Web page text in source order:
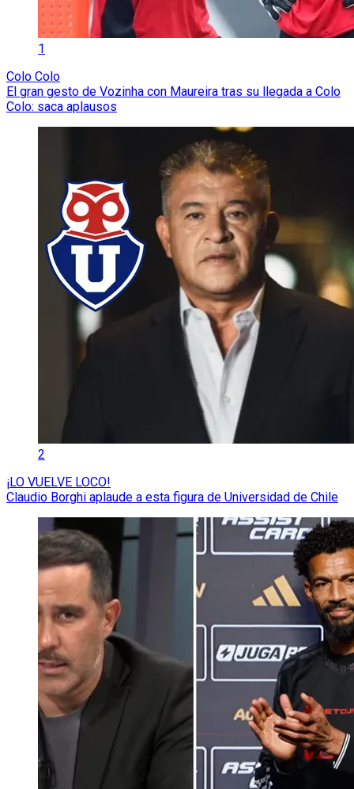
1
Colo Colo
El gran gesto de Vozinha con Maureira tras su llegada a Colo
Colo: saca aplausos
2
¡LO VUELVE LOCO!
Claudio Borghi aplaude a esta figura de Universidad de Chile